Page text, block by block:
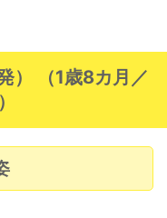
） （1歳8カ月／